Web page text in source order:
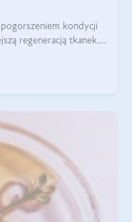
kondycji
regeneracją tkanek.